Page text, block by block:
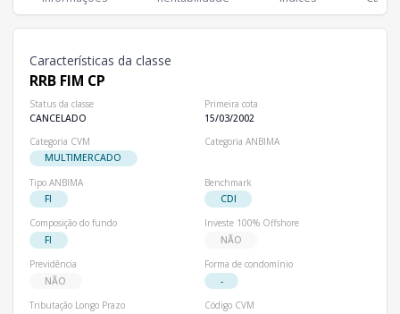
R$ 0,00 0
Características da classe
RRB FIM CP
Status da classe
CANCELADO
Primeira cota
15/03/2002
Categoria CVM
MULTIMERCADO
Categoria ANBIMA
Tipo ANBIMA
FI
Benchmark
CDI
Composição do fundo
FI
Investe 100% Offshore
NÃO
Previdência
NÃO
Forma de condomínio
-
Tributação Longo Prazo
Código CVM